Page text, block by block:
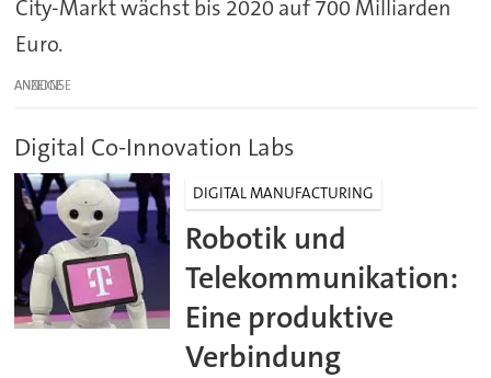
City-Markt wächst bis 2020 auf 700 Milliarden
Euro.
ANZEIGE
Digital Co-Innovation Labs
DIGITAL MANUFACTURING
Robotik und
Telekommunikation:
Eine produktive
Verbindung